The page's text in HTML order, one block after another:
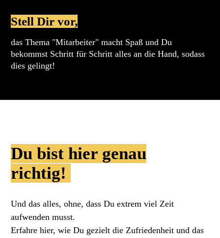
Stell Dir vor,
das Thema "Mitarbeiter" macht Spaß und Du
bekommst Schritt für Schritt alles an die Hand, sodass
dies gelingt!
Du bist hier genau
richtig!
Und das alles, ohne, dass Du extrem viel Zeit
aufwenden musst.
Erfahre hier, wie Du gezielt die Zufriedenheit und das